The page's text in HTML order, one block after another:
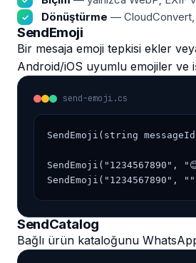
Dönüştürme — CloudConvert,
SendEmoji
Bir mesaja emoji tepkisi ekler
Android/iOS uyumlu emojiler ve
send-emoji.cs
SendEmoji(string
SendEmoji("1234567890",
SendEmoji("1234567890",
SendCatalog
Bağlı ürün kataloğunu